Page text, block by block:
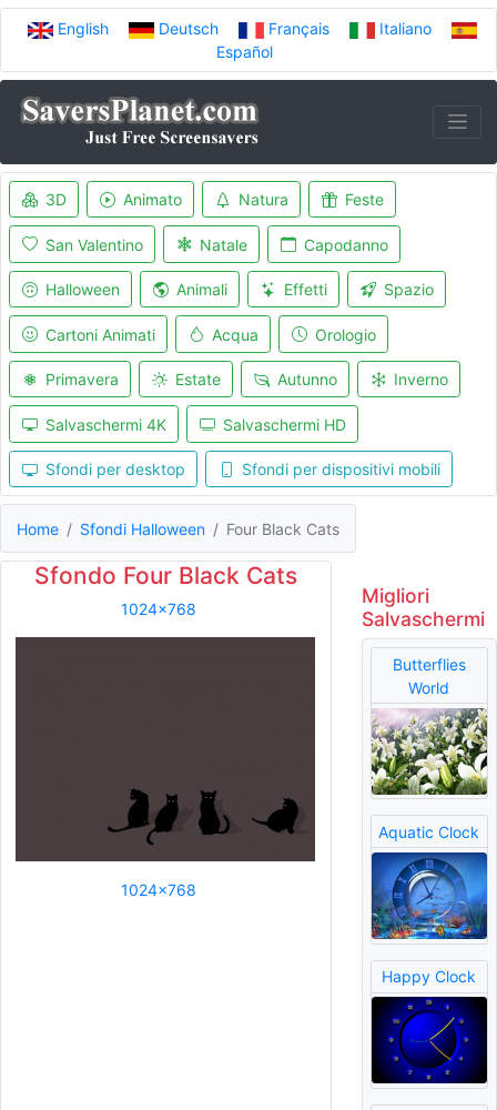
English Deutsch Français
Italiano
Español
3D Animato Natura Feste
San Valentino Natale Capodanno
Halloween Animali Effetti Spazio
Cartoni Animati Acqua Orologio
Primavera Estate Autunno Inverno
Salvaschermi 4K Salvaschermi HD
Sfondi per desktop Sfondi per dispositivi mobili
Home Sfondi Halloween Four Black Cats
Sfondo Four Black Cats
1024x768
1024x768
Migliori
Salvaschermi
Butterflies
World
Aquatic Clock
Happy Clock